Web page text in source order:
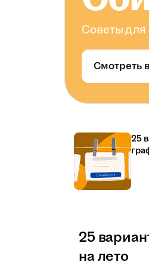
Советы для
Смотреть
25
25
на лето